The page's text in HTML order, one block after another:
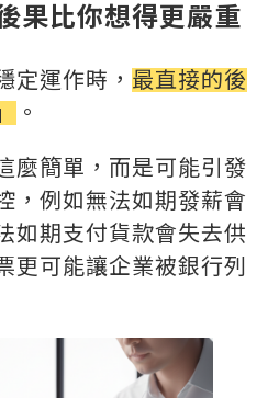
果比你想得更嚴重
定運作時， 最直接的後
。
麼簡單，而是可能引發
，例如無法如期發薪會
如期支付貨款會失去供
更可能讓企業被銀行列